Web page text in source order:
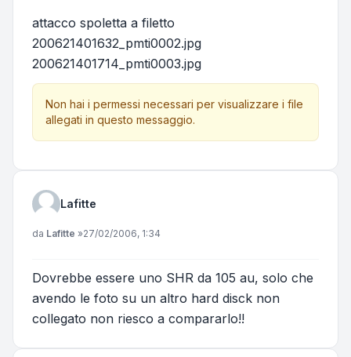
attacco spoletta a filetto
200621401632_pmti0002.jpg
200621401714_pmti0003.jpg
Non hai i permessi necessari per visualizzare i file
allegati in questo messaggio.
Lafitte
Messaggio
da Lafitte »27/02/2006, 1:34
Dovrebbe essere uno SHR da 105 au, solo che
avendo le foto su un altro hard disck non
collegato non riesco a compararlo!!